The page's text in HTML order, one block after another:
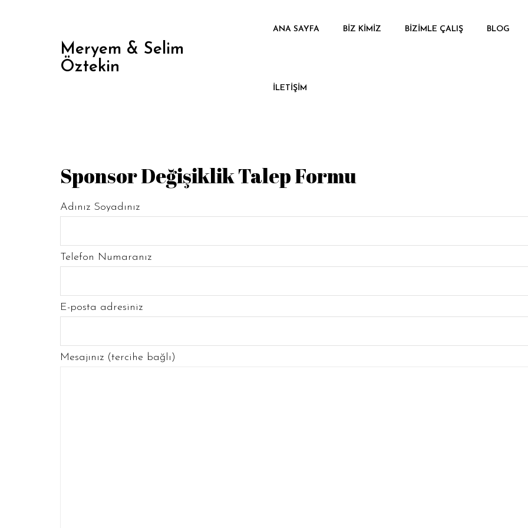
Meryem & Selim
Öztekin
ANA SAYFA BIZ KIMIZ BIZIMLE ÇALIŞ BLOG
İLETIŞIM
Sponsor Değişiklik Talep Formu
Adınız Soyadınız
Telefon Numaranız
E-posta adresiniz
Mesajınız (tercihe bağlı)